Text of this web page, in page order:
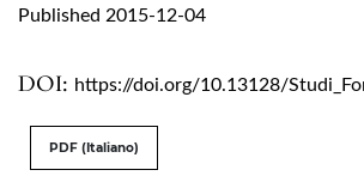
DOI: https://doi.org/10.13128/
Published 2015-12-04
PDF (Italiano)